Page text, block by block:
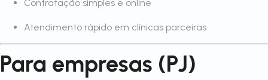
Contratação simples e online
Atendimento rápido em clínicas parceiras
Para empresas (PJ)